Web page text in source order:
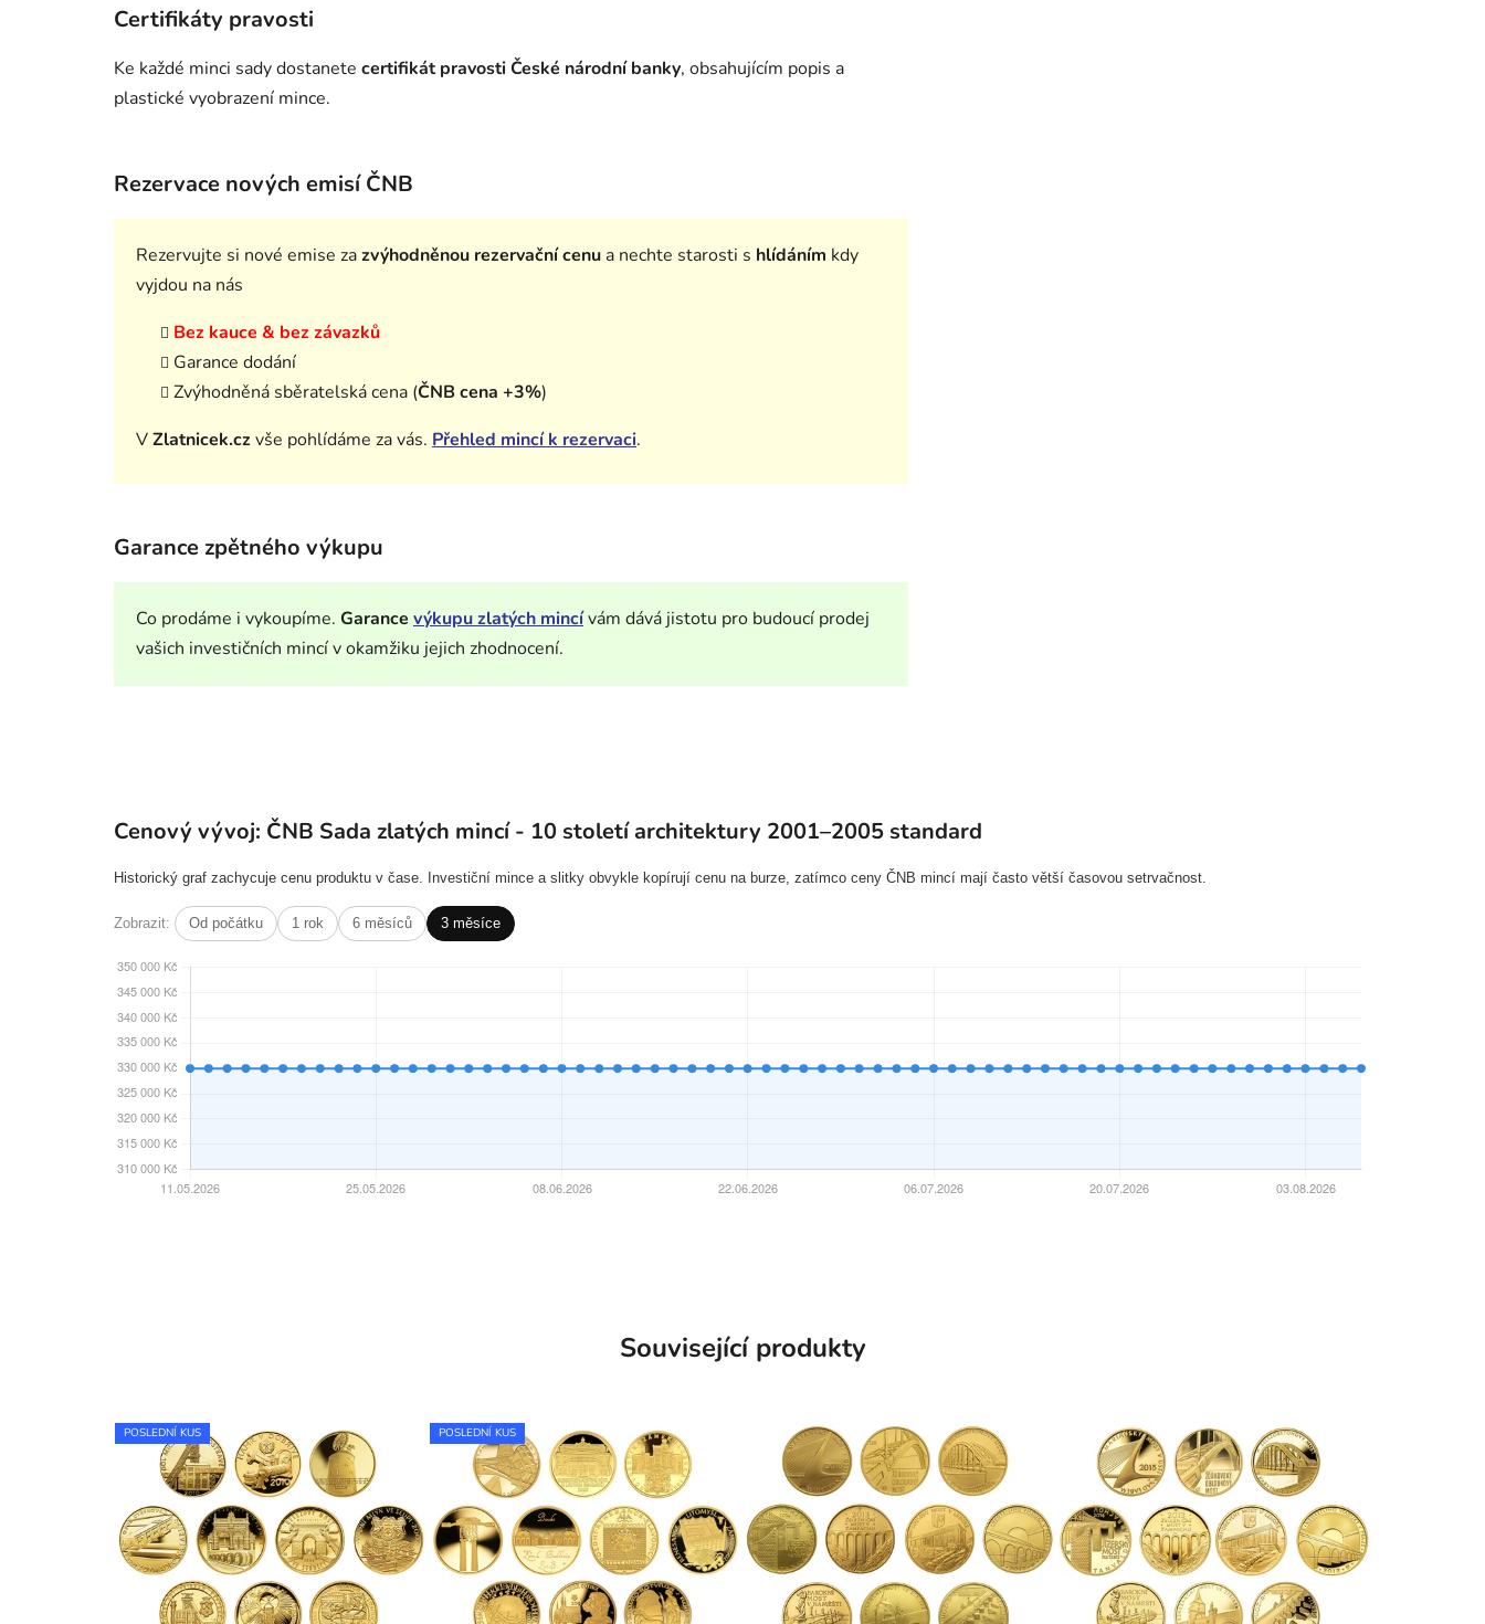
Certifikáty pravosti
Ke každé minci sady dostanete certifikát pravosti České národní banky, obsahujícím popis a
plastické vyobrazení mince.
Rezervace nových emisí ČNB
Rezervujte si nové emise zazvýhodněnou rezervační cenu a nechte starosti s hlídáním kdy
vyjdou na nás
Bez kauce & bez závazků
Garance dodání
Zvýhodněná sběratelská cena (ČNB cena +3%)
VZlatnicek.czvše pohlídáme za vás. Přehled mincí k rezervaci.
Garance zpětného výkupu
Co prodáme i vykoupíme. Garance výkupu zlatých mincívám dává jistotu pro budoucí prodej
vašich investičních mincí v okamžiku jejich zhodnocení.
Cenový vývoj: ČNB Sada zlatých mincí - 10 století architektury 2001–2005 standard
Historický graf zachycuje cenu produktu v čase. Investiční mince a slitky obvykle kopírují cenu na burze, zatímco ceny ČNB mincí mají často větší časovou setrvačnost.
Zobrazit: Od počátku 1 rok 6 měsíců 3 měsíce
Související produkty
POSLEDNÍ KUS POSLEDNÍ KUS